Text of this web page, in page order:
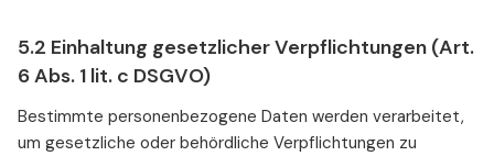
5.2 Einhaltung gesetzlicher Verpflichtungen (Art.
6 Abs. 1 lit. c DSGVO)
Bestimmte personenbezogene Daten werden verarbeitet,
um gesetzliche oder behördliche Verpflichtungen zu